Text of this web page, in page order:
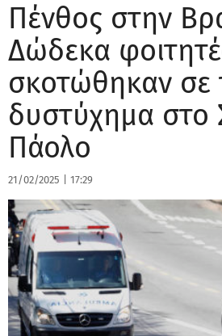
Πένθος στην
Δώδεκα
σκοτώθηκαν σε
δυστύχημα στο
Πάολο
21/02/2025 17:29